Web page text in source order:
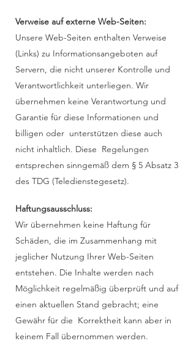
Verweise auf externe Web-Seiten:
Unsere Web-Seiten enthalten Verweise
(Links) zu Informationsangeboten auf
Servern, die nicht unserer Kontrolle und
Verantwortlichkeit unterliegen. Wir
übernehmen keine Verantwortung und
Garantie für diese Informationen und
billigen oder unterstützen diese auch
nicht inhaltlich. Diese Regelungen
entsprechen sinngemäß dem § 5 Absatz 3
des TDG (Teledienstegesetz).
Haftungsausschluss:
Wir übernehmen keine Haftung für
Schäden, die im Zusammenhang mit
jeglicher Nutzung Ihrer Web-Seiten
entstehen. Die Inhalte werden nach
Möglichkeit regelmäßig überprüft und auf
einen aktuellen Stand gebracht; eine
Gewähr für die Korrektheit kann aber in
keinem Fall übernommen werden.